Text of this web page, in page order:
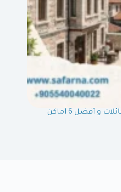
افضل الفنادق في اسطنبول للعائلات و أفضل 6 أماكن